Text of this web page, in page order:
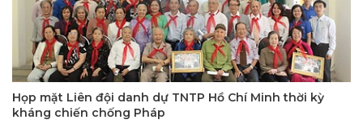
Họp mặt Liên đội danh dự TNTP Hồ Chí Minh thời kỳ
kháng chiến chống Pháp